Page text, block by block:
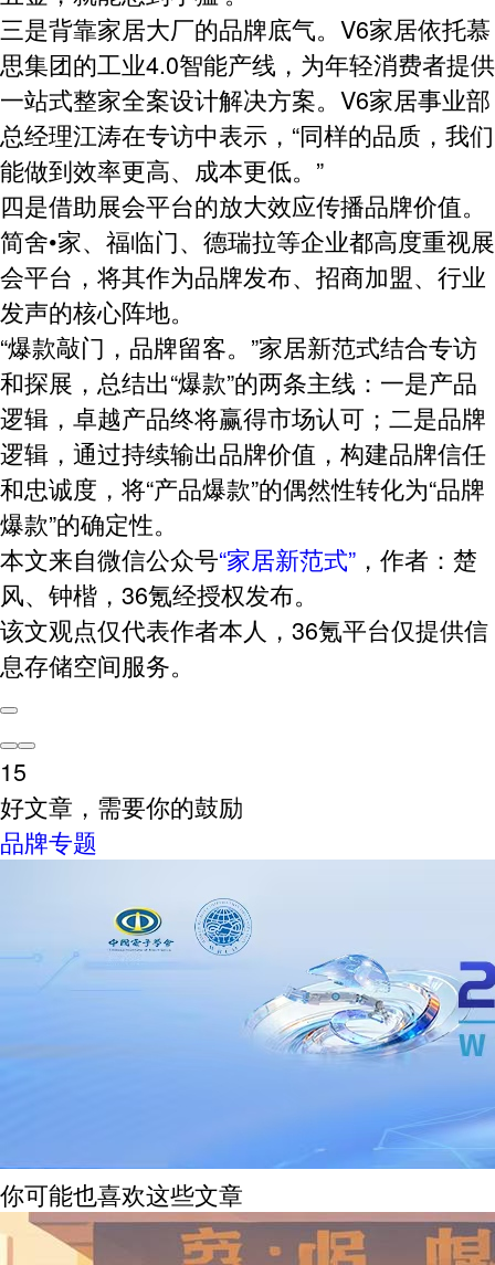
三是背靠家居大厂的品牌底气。 V6家居依托慕
思集团的工业4.0智能产线，为年轻消费者提供
一站式整家全案设计解决方案。V6家居事业部
总经理江涛在专访中表示，“同样的品质，我们
能做到效率更高、成本更低。”
四是借助展会平台的放大效应传播品牌价值。
简舍•家、福临门、德瑞拉等企业都高度重视展
会平台，将其作为品牌发布、招商加盟、行业
发声的核心阵地。
“爆款敲门，品牌留客。”家居新范式结合专访
和探展，总结出“爆款”的两条主线： 一是产品
逻辑 ，卓越产品终将赢得市场认可； 二是品牌
逻辑 ，通过持续输出品牌价值，构建品牌信任
和忠诚度，将“产品爆款”的偶然性转化为“品牌
爆款”的确定性。
本文来自微信公众号“家居新范式” ，作者：楚
风、钟楷，36氪经授权发布。
该文观点仅代表作者本人，36氪平台仅提供信
息存储空间服务。
15
好文章，需要你的鼓励
品牌专题
你可能也喜欢这些文章